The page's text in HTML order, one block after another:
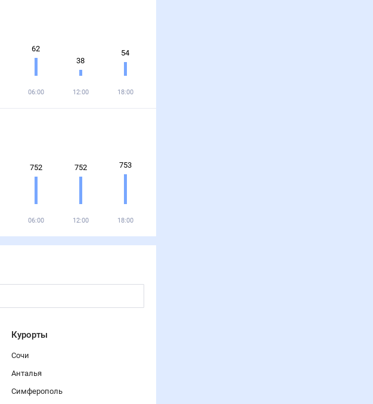
62
06:00
38
12:00
54
18:00
752
06:00
752
12:00
753
18:00
Курорты
Сочи
Анталья
Симферополь